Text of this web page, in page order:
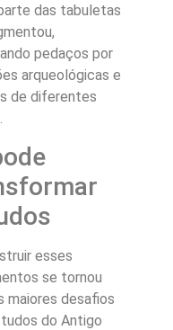
das tabuletas
pedaços por
arqueológicas e
de diferentes
esses
se tornou
maiores desafios
do Antigo